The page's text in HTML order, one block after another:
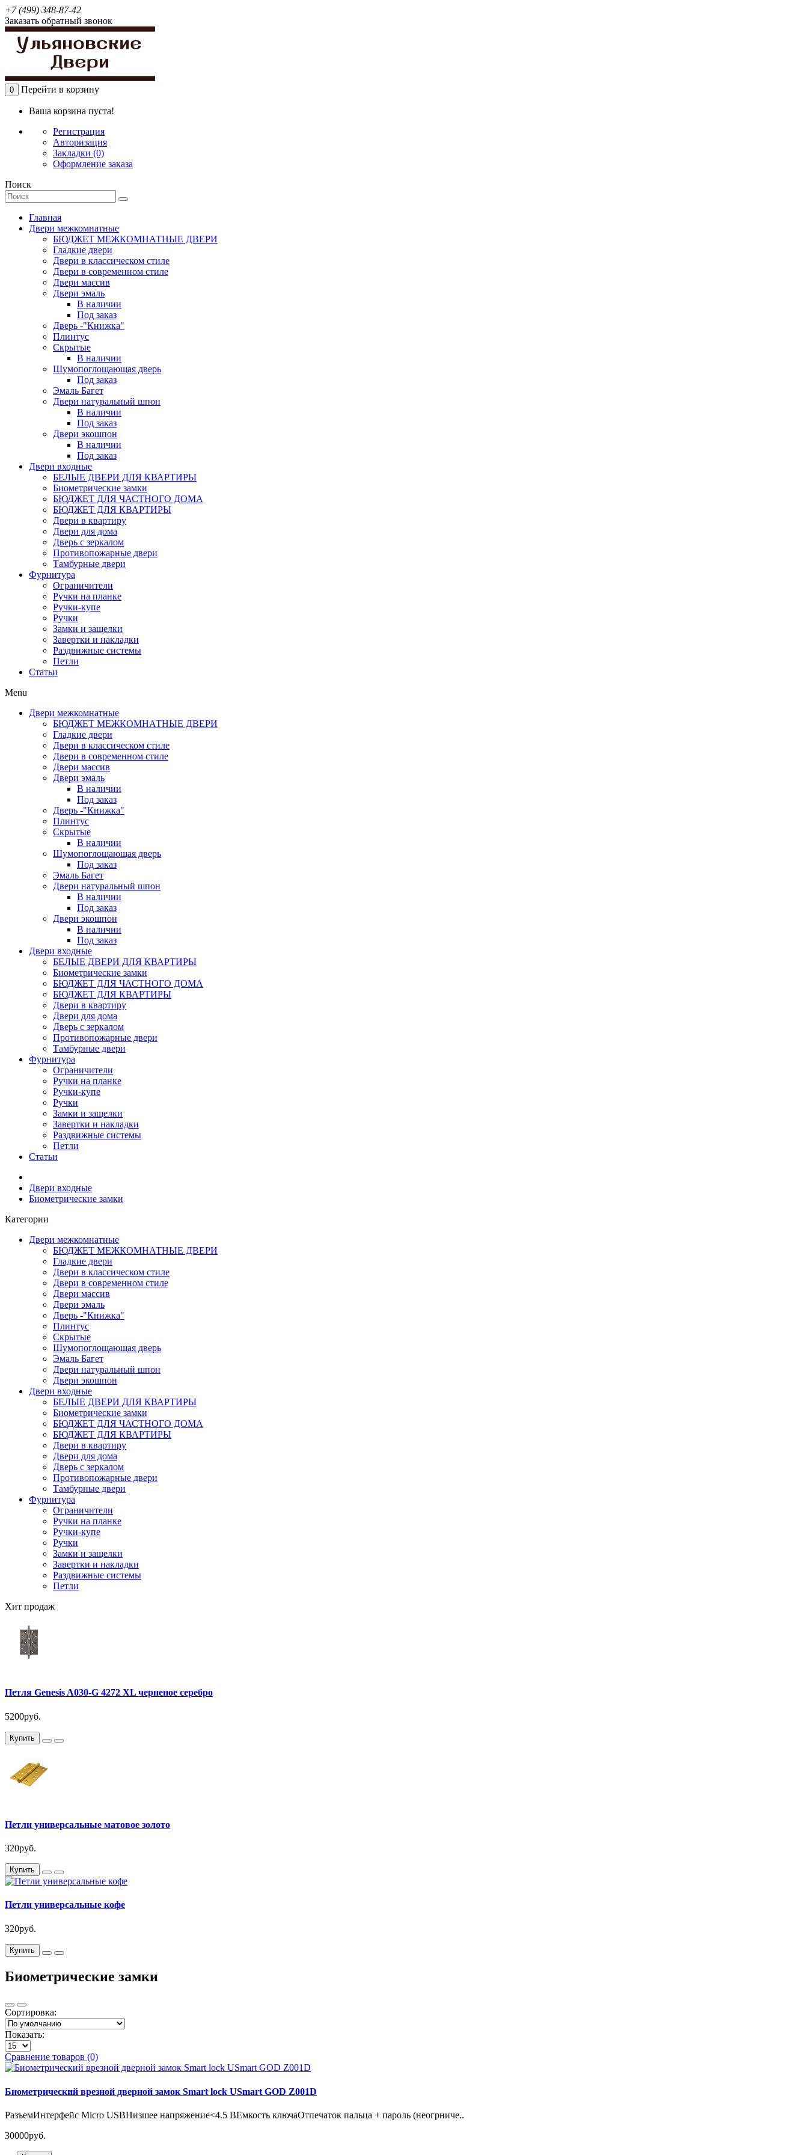
+7 (499) 348-87-42
Заказать обратный звонок
0 Перейти в корзину
Ваша корзина пуста!
Регистрация
Авторизация
Закладки (0)
Оформление заказа
Поиск
Главная
Двери межкомнатные
БЮДЖЕТ МЕЖКОМНАТНЫЕ ДВЕРИ
Гладкие двери
Двери в классическом стиле
Двери в современном стиле
Двери массив
Двери эмаль
В наличии
Под заказ
Дверь -"Книжка"
Плинтус
Скрытые
В наличии
Шумопоглощающая дверь
Под заказ
Эмаль Багет
Двери натуральный шпон
В наличии
Под заказ
Двери экошпон
В наличии
Под заказ
Двери входные
БЕЛЫЕ ДВЕРИ ДЛЯ КВАРТИРЫ
Биометрические замки
БЮДЖЕТ ДЛЯ ЧАСТНОГО ДОМА
БЮДЖЕТ ДЛЯ КВАРТИРЫ
Двери в квартиру
Двери для дома
Дверь с зеркалом
Противопожарные двери
Тамбурные двери
Фурнитура
Ограничители
Ручки на планке
Ручки-купе
Ручки
Замки и защелки
Завертки и накладки
Раздвижные системы
Петли
Статьи
Menu
Двери межкомнатные
БЮДЖЕТ МЕЖКОМНАТНЫЕ ДВЕРИ
Гладкие двери
Двери в классическом стиле
Двери в современном стиле
Двери массив
Двери эмаль
В наличии
Под заказ
Дверь -"Книжка"
Плинтус
Скрытые
В наличии
Шумопоглощающая дверь
Под заказ
Эмаль Багет
Двери натуральный шпон
В наличии
Под заказ
Двери экошпон
В наличии
Под заказ
Двери входные
БЕЛЫЕ ДВЕРИ ДЛЯ КВАРТИРЫ
Биометрические замки
БЮДЖЕТ ДЛЯ ЧАСТНОГО ДОМА
БЮДЖЕТ ДЛЯ КВАРТИРЫ
Двери в квартиру
Двери для дома
Дверь с зеркалом
Противопожарные двери
Тамбурные двери
Фурнитура
Ограничители
Ручки на планке
Ручки-купе
Ручки
Замки и защелки
Завертки и накладки
Раздвижные системы
Петли
Статьи
Двери входные
Биометрические замки
Категории
Двери межкомнатные
БЮДЖЕТ МЕЖКОМНАТНЫЕ ДВЕРИ
Гладкие двери
Двери в классическом стиле
Двери в современном стиле
Двери массив
Двери эмаль
Дверь -"Книжка"
Плинтус
Скрытые
Шумопоглощающая дверь
Эмаль Багет
Двери натуральный шпон
Двери экошпон
Двери входные
БЕЛЫЕ ДВЕРИ ДЛЯ КВАРТИРЫ
Биометрические замки
БЮДЖЕТ ДЛЯ ЧАСТНОГО ДОМА
БЮДЖЕТ ДЛЯ КВАРТИРЫ
Двери в квартиру
Двери для дома
Дверь с зеркалом
Противопожарные двери
Тамбурные двери
Фурнитура
Ограничители
Ручки на планке
Ручки-купе
Ручки
Замки и защелки
Завертки и накладки
Раздвижные системы
Петли
Хит продаж
Петля Genesis A030-G 4272 XL черненое серебро
5200руб.
Купить
Петли универсальные матовое золото
320руб.
Купить
Петли универсальные кофе
320руб.
Купить
Биометрические замки
Сортировка:
Показать:
Сравнение товаров (0)
Биометрический врезной дверной замок Smart lock USmart GOD Z001D
РазъемИнтерфейс Micro USBНизшее напряжение<4.5 ВЕмкость ключаОтпечаток пальца + пароль (неогрниче..
30000руб.